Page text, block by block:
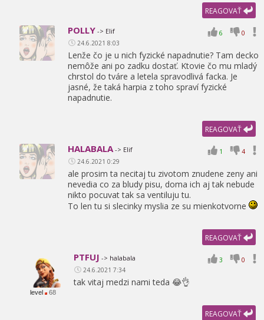
REAGOVAŤ
6 0
POLLY -> Elif
24.6.2021 8:03
Lenže čo je u nich fyzické napadnutie? Tam decko
nemôže ani po zadku dostať. Ktovie čo mu mladý
chrstol do tváre a letela spravodlivá facka. Je
jasné, že taká harpia z toho spraví fyzické
napadnutie.
REAGOVAŤ
1 4
HALABALA -> Elif
24.6.2021 0:29
ale prosim ta necitaj tu zivotom znudene zeny ani
nevedia co za bludy pisu, doma ich aj tak nebude
nikto pocuvat tak sa ventiluju tu.
To len tu si slecinky myslia ze su mienkotvorne
REAGOVAŤ
level 68
3 0
PTFUJ -> halabala
24.6.2021 7:34
tak vitaj medzi nami teda 😂👌
REAGOVAŤ